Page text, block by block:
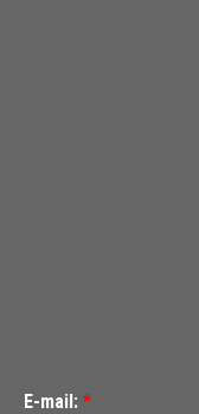
E-mail: *